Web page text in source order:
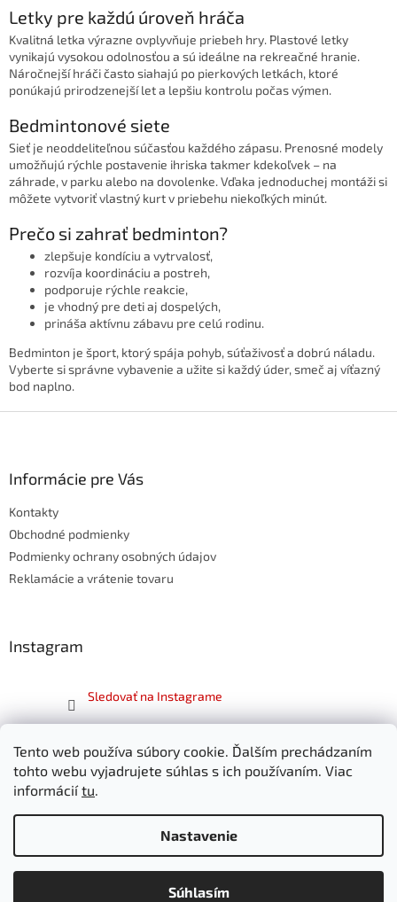
Tento web používa súbory cookie. Ďalším prechádzaním
tohto webu vyjadrujete súhlas s ich používaním. Viac
informáciítu.
Nastavenie
Súhlasím
p
i
s
u
Letky pre každú úroveň hráča
Kvalitná letka výrazne ovplyvňuje priebeh hry. Plastové letky
vynikajú vysokou odolnosťou a sú ideálne na rekreačné hranie.
Náročnejší hráči často siahajú po pierkových letkách, ktoré
ponúkajú prirodzenejší let a lepšiu kontrolu počas výmen.
Bedmintonové siete
Sieť je neoddeliteľnou súčasťou každého zápasu. Prenosné modely
umožňujú rýchle postavenie ihriska takmer kdekoľvek – na
záhrade, v parku alebo na dovolenke. Vďaka jednoduchej montáži si
môžete vytvoriť vlastný kurt v priebehu niekoľkých minút.
Prečo si zahrať bedminton?
zlepšuje kondíciu a vytrvalosť,
rozvíja koordináciu a postreh,
podporuje rýchle reakcie,
je vhodný pre deti aj dospelých,
prináša aktívnu zábavu pre celú rodinu.
Bedminton je šport, ktorý spája pohyb, súťaživosť a dobrú náladu.
Vyberte si správne vybavenie a užite si každý úder, smeč aj víťazný
bod naplno.
Informácie pre Vás
Kontakty
Obchodné podmienky
Podmienky ochrany osobných údajov
Reklamácie a vrátenie tovaru
Instagram
Sledovať na Instagrame
Facebook
Vytvoril Shoptet
SKITT.sk. Všetky práva vyhradené.